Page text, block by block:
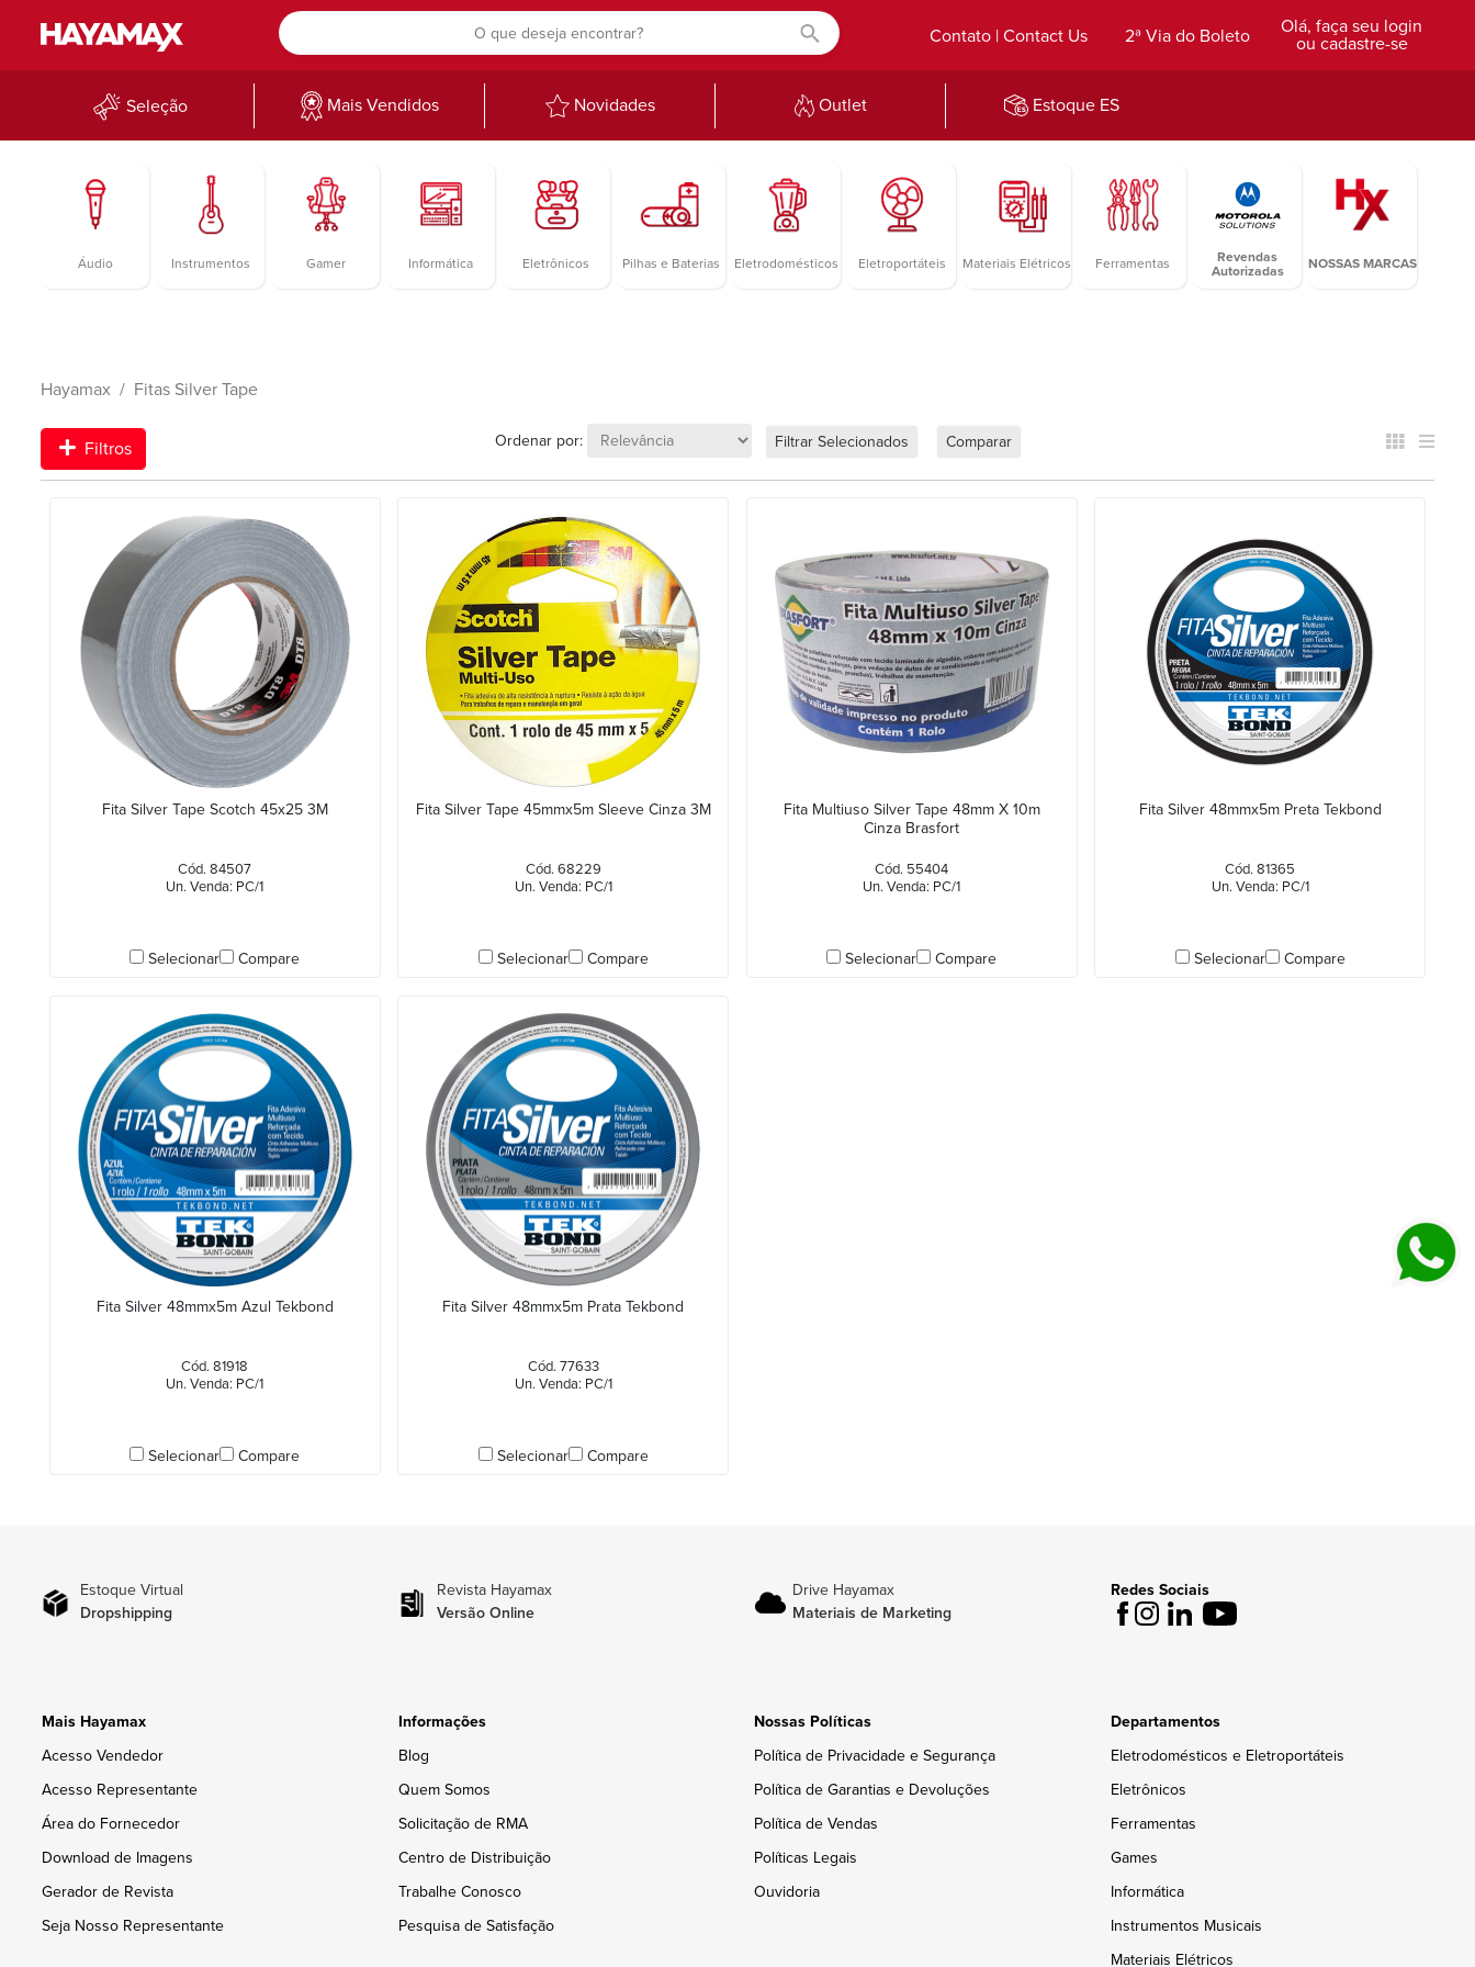
Olá, faça seu login
ou cadastre-se
2ª Via do Boleto
Contato | Contact Us
Seleção Mais Vendidos Novidades Outlet Estoque ES
Áudio Instrumentos Gamer Informática Eletrônicos Pilhas e Baterias Eletrodomésticos Eletroportáteis Materiais Elétricos Ferramentas
Revendas
Autorizadas
NOSSAS MARCAS
Hayamax Fitas Silver Tape
Filtros Ordenar por: Filtrar Selecionados Comparar
Fita Silver Tape Scotch 45x25 3M
Cód. 84507
Un. Venda: PC/1
Selecionar Compare
Fita Silver Tape 45mmx5m Sleeve Cinza 3M
Cód. 68229
Un. Venda: PC/1
Selecionar Compare
Fita Multiuso Silver Tape 48mm X 10m
Cinza Brasfort
Cód. 55404
Un. Venda: PC/1
Selecionar Compare
Fita Silver 48mmx5m Preta Tekbond
Cód. 81365
Un. Venda: PC/1
Selecionar Compare
Fita Silver 48mmx5m Azul Tekbond
Cód. 81918
Un. Venda: PC/1
Selecionar Compare
Fita Silver 48mmx5m Prata Tekbond
Cód. 77633
Un. Venda: PC/1
Selecionar Compare
Estoque Virtual
Dropshipping
Revista Hayamax
Versão Online
Drive Hayamax
Materiais de Marketing
Redes Sociais
Mais Hayamax
Acesso Vendedor
Acesso Representante
Área do Fornecedor
Download de Imagens
Gerador de Revista
Seja Nosso Representante
Informações
Blog
Quem Somos
Solicitação de RMA
Centro de Distribuição
Trabalhe Conosco
Pesquisa de Satisfação
Nossas Políticas
Política de Privacidade e Segurança
Política de Garantias e Devoluções
Política de Vendas
Políticas Legais
Ouvidoria
Departamentos
Eletrodomésticos e Eletroportáteis
Eletrônicos
Ferramentas
Games
Informática
Instrumentos Musicais
Materiais Elétricos